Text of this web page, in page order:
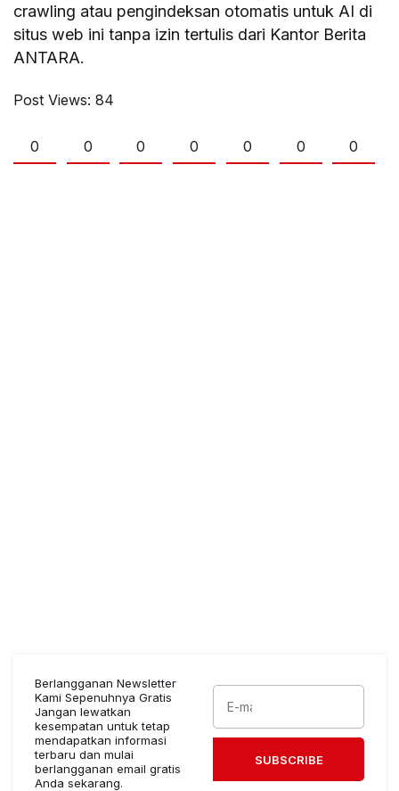
crawling atau pengindeksan otomatis untuk AI di
situs web ini tanpa izin tertulis dari Kantor Berita
ANTARA.
Post Views: 84
0 0 0 0 0 0 0
Berlangganan Newsletter
Kami Sepenuhnya Gratis
Jangan lewatkan
kesempatan untuk tetap
mendapatkan informasi
terbaru dan mulai
berlangganan email gratis
Anda sekarang.
SUBSCRIBE